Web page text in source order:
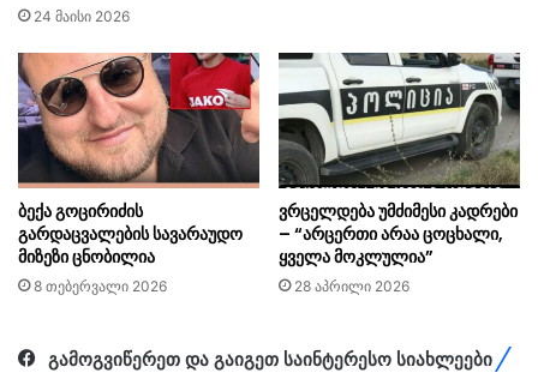
24 მაისი 2026
ბექა გოცირიძის
გარდაცვალების სავარაუდო
მიზეზი ცნობილია
8 თებერვალი 2026
ვრცელდება უმძიმესი კადრები
– “არცერთი არაა ცოცხალი,
ყველა მოკლულია”
28 აპრილი 2026
გამოგვიწერეთ და გაიგეთ საინტერესო სიახლეები